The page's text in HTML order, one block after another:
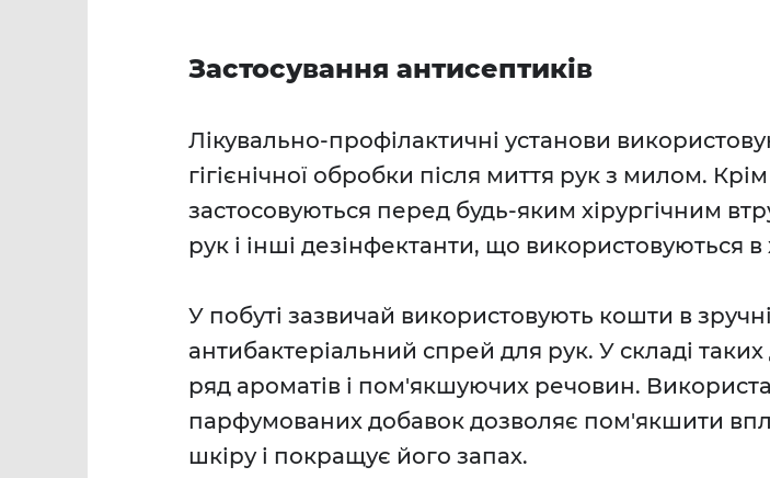
Застосування антисептиків
Лікувально-профілактичні установи
гігієнічної обробки після миття рук з милом.
застосовуються перед будь-яким хірургічним
рук і інші дезінфектанти, що використовуються
У побуті зазвичай використовують кошти в
антибактеріальний спрей для рук. У складі
ряд ароматів і пом'якшуючих речовин.
парфумованих добавок дозволяє пом'якшити
шкіру і покращує його запах.